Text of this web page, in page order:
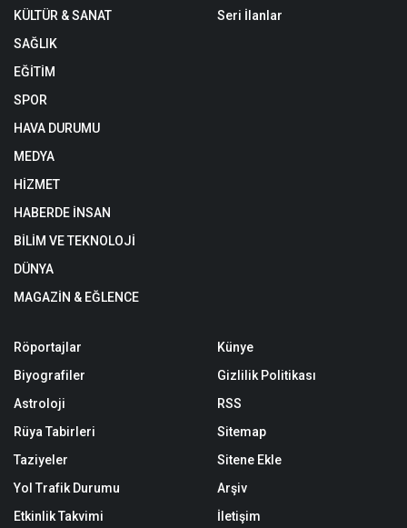
KÜLTÜR & SANAT
SAĞLIK
EĞİTİM
SPOR
HAVA DURUMU
MEDYA
HİZMET
HABERDE İNSAN
BİLİM VE TEKNOLOJİ
DÜNYA
MAGAZİN & EĞLENCE
Seri İlanlar
Röportajlar
Biyografiler
Astroloji
Rüya Tabirleri
Taziyeler
Yol Trafik Durumu
Etkinlik Takvimi
Künye
Gizlilik Politikası
RSS
Sitemap
Sitene Ekle
Arşiv
İletişim